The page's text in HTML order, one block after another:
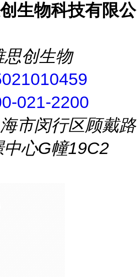
生物科技有限公
思创生物
021-2200
市闵行区顾戴路
心G幢19C2